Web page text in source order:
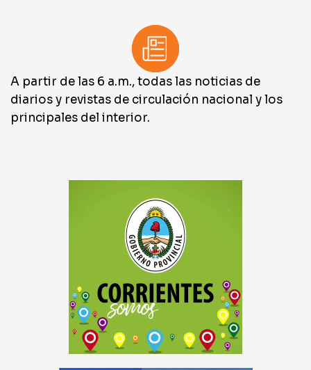
A partir de las 6 a.m., todas las noticias de
diarios y revistas de circulación nacional y los
principales del interior.